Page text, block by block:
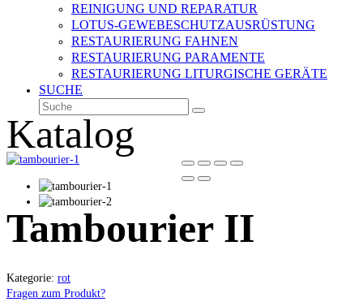
REINIGUNG UND REPARATUR
LOTUS-GEWEBESCHUTZAUSRÜSTUNG
RESTAURIERUNG FAHNEN
RESTAURIERUNG PARAMENTE
RESTAURIERUNG LITURGISCHE GERÄTE
SUCHE
Suche
Senden
Katalog
Tambourier II
Kategorie: rot
Fragen zum Produkt?